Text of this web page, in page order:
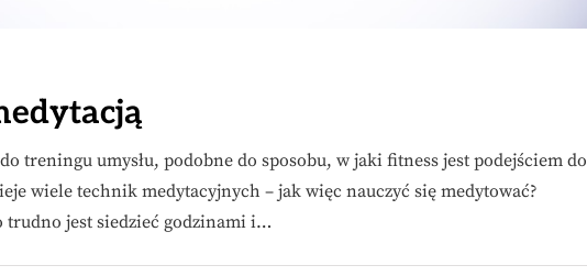
treningu umysłu, podobne do sposobu, w jaki fitness jest podejściem do
wiele technik medytacyjnych – jak więc nauczyć się medytować?
trudno jest siedzieć godzinami i…